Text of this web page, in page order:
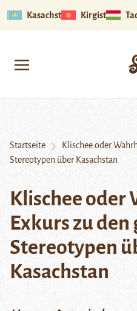
Kasachstan Kirgistan
Startseite
Klischee oder
Stereotypen über Kasachstan
Klischee oder
Exkurs zu
Stereotypen
Kasachstan